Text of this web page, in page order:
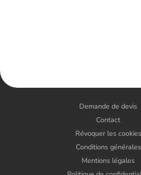
Demande de devis
Contact
Révoquer les cookies
Conditions générales
Mentions légales